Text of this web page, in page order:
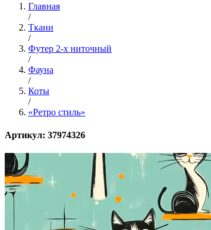
Главная
/
Ткани
/
Футер 2-х ниточный
/
Фауна
/
Коты
/
«Ретро стиль»
Артикул: 37974326